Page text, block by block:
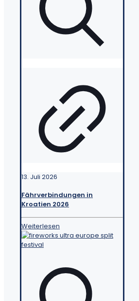
13. Juli 2026
Fährverbindungen in
Kroatien 2026
Weiterlesen